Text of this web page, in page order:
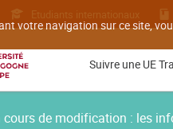
votre navigation sur ce site,
Etudiants internationaux
Suivre une UE
cours de modification : les